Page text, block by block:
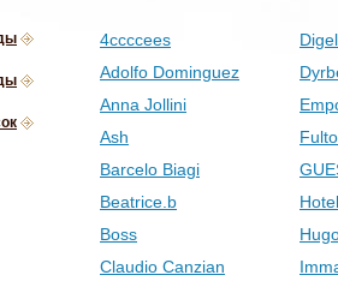
4ccccees
Adolfo Dominguez
Anna Jollini
Ash
Barcelo Biagi
Beatrice.b
Boss
Claudio Canzian
Digel